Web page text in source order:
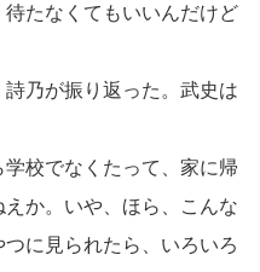
待たなくてもいいんだけど
乃が振り返った。武史は
学校でなくたって、家に帰
か。いや、ほら、こんな
に見られたら、いろいろ